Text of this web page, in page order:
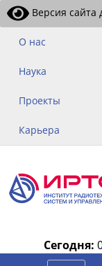
Версия сайта
О нас
Наука
Проекты
Карьера
Сегодня: